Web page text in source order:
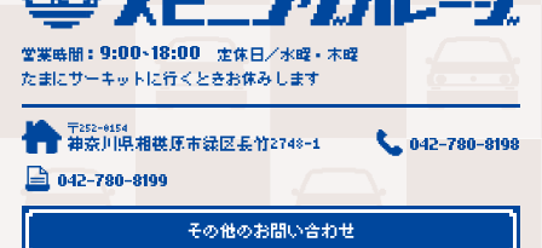
営業時間： 9:00~18:00
定休日／水曜・木曜
たまにサーキットに行くときお休みします
〒252-0154
神奈川県相模原市緑区長竹2748-1 042-780-8198
042-780-8199
その他のお問い合わせ